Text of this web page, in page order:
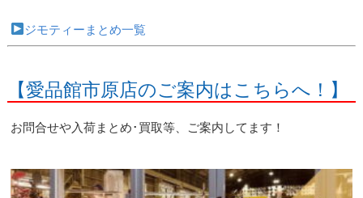
ジモティーまとめ一覧
【愛品館市原店のご案内はこちらへ！】
お問合せや入荷まとめ･買取等、ご案内してます！